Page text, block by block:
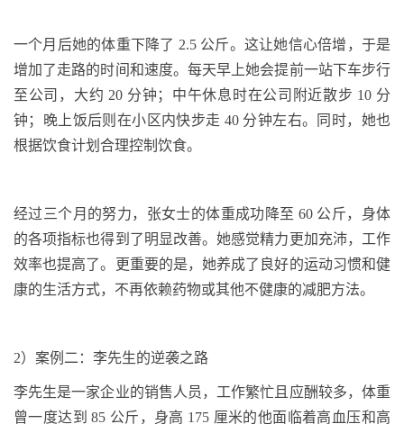
一个月后她的体重下降了 2.5 公斤。这让她信心倍增，于是
增加了走路的时间和速度。每天早上她会提前一站下车步行
至公司，大约 20 分钟；中午休息时在公司附近散步 10 分
钟；晚上饭后则在小区内快步走 40 分钟左右。同时，她也
根据饮食计划合理控制饮食。
经过三个月的努力，张女士的体重成功降至 60 公斤，身体
的各项指标也得到了明显改善。她感觉精力更加充沛，工作
效率也提高了。更重要的是，她养成了良好的运动习惯和健
康的生活方式，不再依赖药物或其他不健康的减肥方法。
2）案例二：李先生的逆袭之路
李先生是一家企业的销售人员，工作繁忙且应酬较多，体重
曾一度达到 85 公斤，身高 175 厘米的他面临着高血压和高